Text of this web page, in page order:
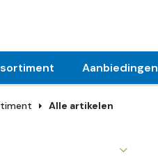
Aanbiedingen
Alle artikelen